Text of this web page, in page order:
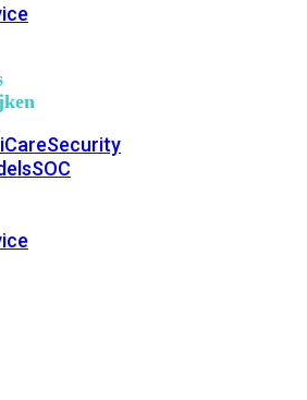
Security
SOC